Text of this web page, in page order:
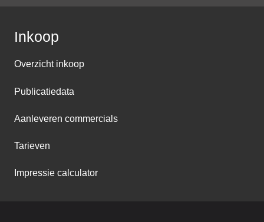
Inkoop
Overzicht inkoop
Publicatiedata
Aanleveren commercials
Tarieven
Impressie calculator